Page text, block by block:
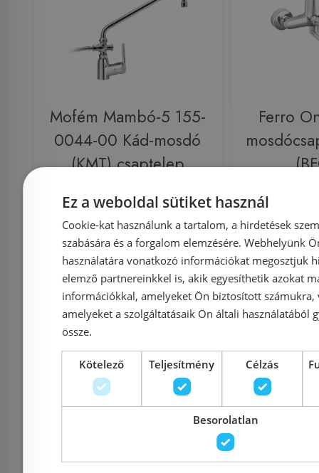
Mofém Mambó-5 155-
0044-00 Kád-mosdó
(KMT) csaptelep
Azonosító: 124108
Cikkszám: 155-0044-00
32 950 Ft
Kosárba
Ferro
27 900 Ft
Rendelésre Rendelésre
Ez a weboldal sütiket használ
Cookie-kat használunk a tartalom, a hirdetések
szabására és a forgalom elemzésére. Webhelyünk
használatára vonatkozó információkat megosztjuk
elemző partnereinkkel is, akik egyesíthetik azokat
információkkal, amelyeket Ön biztosított számukra,
amelyeket a szolgáltatásaik Ön általi használatából
össze.
Kötelező Teljesítmény Célzás
Besorolatlan